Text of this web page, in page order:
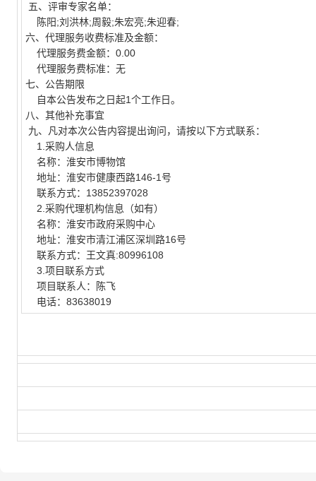
五、评审专家名单：
陈阳;刘洪林;周毅;朱宏亮;朱迎春;
六、代理服务收费标准及金额：
代理服务费金额： 0.00
代理服务费标准：无
七、公告期限
自本公告发布之日起1个工作日。
八、其他补充事宜
九、凡对本次公告内容提出询问，请按以下方式联系：
1. 采购人信息
名称：淮安市博物馆
地址：淮安市健康西路146-1号
联系方式： 13852397028
2. 采购代理机构信息（如有）
名称：淮安市政府采购中心
地址：淮安市清江浦区深圳路16号
联系方式：王文真:80996108
3. 项目联系方式
项目联系人：陈飞
电话： 83638019